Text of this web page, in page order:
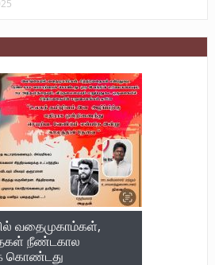
வதைமுகாம்கள்,
நீண்டகால
கொண்டது